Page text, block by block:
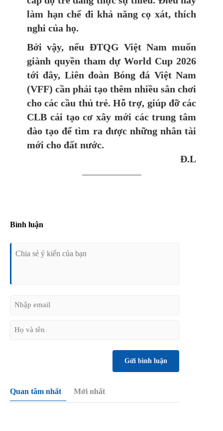
làm hạn chế đi khả năng cọ xát, thích
nghi của họ.
Bởi vậy, nếu ĐTQG Việt Nam muốn
giành quyền tham dự World Cup 2026
tới đây, Liên đoàn Bóng đá Việt Nam
(VFF) cần phải tạo thêm nhiều sân chơi
cho các cầu thủ trẻ. Hỗ trợ, giúp đỡ các
CLB cải tạo cơ xây mới các trung tâm
đào tạo để tìm ra được những nhân tài
mới cho đất nước.
Đ.L
Bình luận
Gửi bình luận
Quan tâm nhất Mới nhất